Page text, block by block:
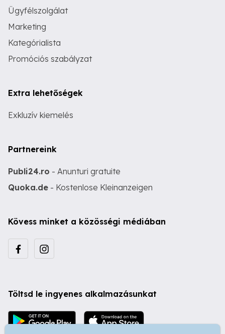
Ügyfélszolgálat
Marketing
Kategórialista
Promóciós szabályzat
Extra lehetőségek
Exkluzív kiemelés
Partnereink
Publi24.ro - Anunturi gratuite
Quoka.de - Kostenlose Kleinanzeigen
Kövess minket a közösségi médiában
Töltsd le ingyenes alkalmazásunkat